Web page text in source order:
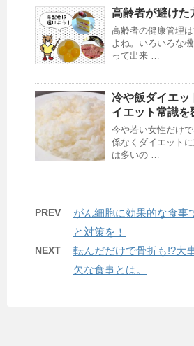
高齢者が避けた
高齢者の健康管理
よね。いろいろな
って出来 …
冷や飯ダイエッ
イエット常識を
今や若い女性だけ
係なくダイエット
は多いの …
PREV
がん細胞に効果的な食事
と対策を！
NEXT
転んだだけで骨折も!?大
欠な食事とは。